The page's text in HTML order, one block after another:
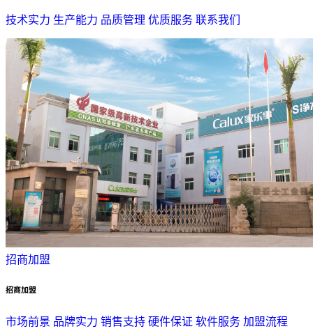
技术实力 生产能力 品质管理 优质服务 联系我们
招商加盟
招商加盟
市场前景 品牌实力 销售支持 硬件保证 软件服务 加盟流程